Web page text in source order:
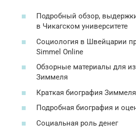
Подробный обзор,
в Чикагском университете
Социология в Швейцарии
Simmel Online
Обзорные материалы для
Зиммеля
Краткая биография Зиммеля
Подробная биография и
Социальная роль денег